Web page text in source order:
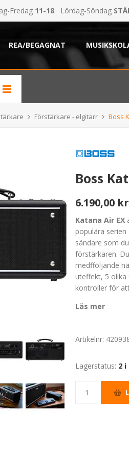
Fredag 11-18 Lördag-Söndag
REA/BEGAGNAT
Förstärkare - elgitarr Boss
Boss
6.190,00 kr
Katana Air EX
populära serien
sändare som
förstärkaren.
medfföljande
uteffekt, 5 olika
kontroller för
Läs mer
Artikelnr:
Lagerstatus: 2 i